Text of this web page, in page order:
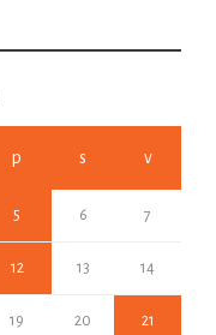
p s v
5 6 7
12 13 14
19 20 21